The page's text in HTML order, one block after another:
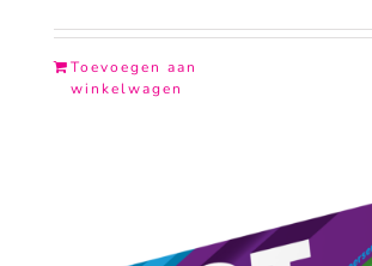
Toevoegen aan
winkelwagen